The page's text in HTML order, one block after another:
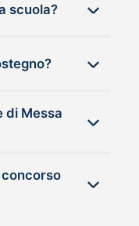
Chi può inviare una MAD a scuola?
di Messa